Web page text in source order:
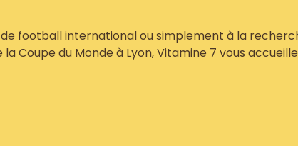
football international ou simplement à la
Coupe du Monde à Lyon, Vitamine 7 vous accueille